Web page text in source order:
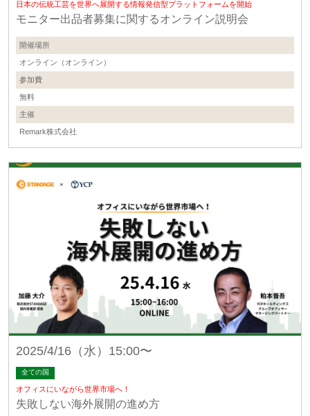
日本の伝統工芸を世界へ展開する情報発信型プラットフォームを開始
モニター出品者募集に関するオンライン説明会
開催場所
オンライン（オンライン）
参加費
無料
主催
Remark株式会社
2025/4/16（水）15:00〜
全ての国
オフィスにいながら世界市場へ！
失敗しない海外展開の進め方